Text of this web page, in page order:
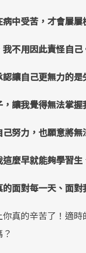
中受苦，才會屢
不用因此責怪自己
讓自己更無力的是
讓我覺得無法掌握
努力，也願意將無
麼早就能夠學習生
面對每一天、面對
真的辛苦了！適